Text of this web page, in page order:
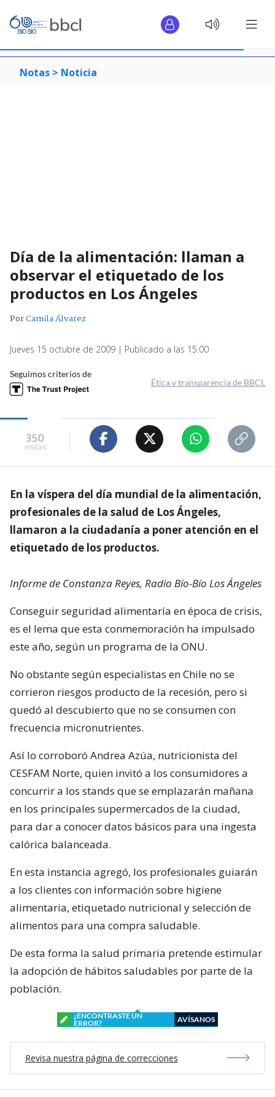
Notas > Noticia
Día de la alimentación: llaman a
observar el etiquetado de los
productos en Los Ángeles
PorCamila Álvarez
Jueves 15 octubre de 2009 | Publicado a las 15:00
Seguimos criterios de
Ética y transparencia de BBCL
350
visitas
En la víspera del día mundial de la alimentación,
profesionales de la salud de Los Ángeles,
llamaron a la ciudadanía a poner atención en el
etiquetado de los productos.
Informe de Constanza Reyes, Radio Bío-Bío Los Ángeles
Conseguir seguridad alimentaría en época de crisis,
es el lema que esta conmemoración ha impulsado
este año, según un programa de la ONU.
No obstante según especialistas en Chile no se
corrieron riesgos producto de la recesión, pero si
quedó al descubierto que no se consumen con
frecuencia micronutrientes.
Así lo corroboró Andrea Azúa, nutricionista del
CESFAM Norte, quien invitó a los consumidores a
concurrir a los stands que se emplazarán mañana
en los principales supermercados de la ciudad,
para dar a conocer datos básicos para una ingesta
calórica balanceada.
En esta instancia agregó, los profesionales guiarán
a los clientes con información sobre higiene
alimentaria, etiquetado nutricional y selección de
alimentos para una compra saludable.
De esta forma la salud primaria pretende estimular
la adopción de hábitos saludables por parte de la
población.
¿ENCONTRASTE UN
ERROR?
AVÍSANOS
Revisa nuestra página de correcciones